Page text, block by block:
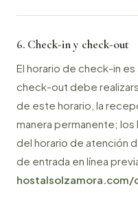
6. Check-in y check-out
El horario de check-in es
check-out debe
de este horario, la
manera permanente;
del horario de atención
de entrada en línea
hostalsolzamora.com/